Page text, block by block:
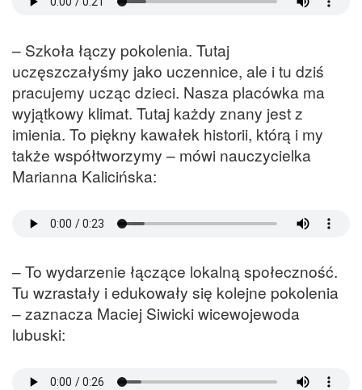
– Szkoła łączy pokolenia. Tutaj
uczęszczałyśmy jako uczennice, ale i tu dziś
pracujemy ucząc dzieci. Nasza placówka ma
wyjątkowy klimat. Tutaj każdy znany jest z
imienia. To piękny kawałek historii, którą i my
także współtworzymy – mówi nauczycielka
Marianna Kalicińska:
– To wydarzenie łączące lokalną społeczność.
Tu wzrastały i edukowały się kolejne pokolenia
– zaznacza Maciej Siwicki wicewojewoda
lubuski: